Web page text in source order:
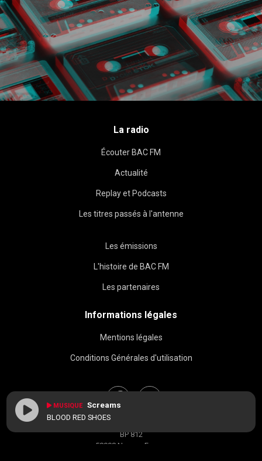
La radio
Écouter BAC FM
Actualité
Replay et Podcasts
Les titres passés à l'antenne
Les émissions
L'histoire de BAC FM
Les partenaires
Informations légales
Mentions légales
Conditions Générales d'utilisation
BP 812
58008 Nevers, France
MUSIQUE Screams
BLOOD RED SHOES